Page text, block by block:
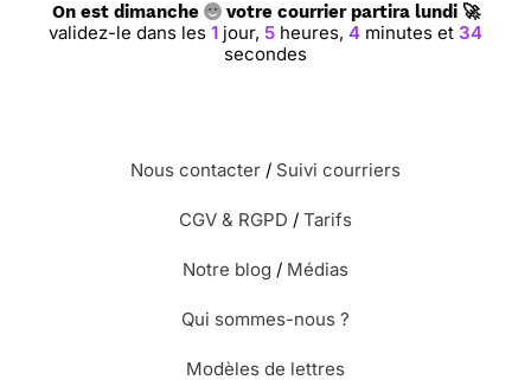
On est dimanche votre courrier partira lundi 🚀
validez-le dans les 1 jour, 5 heures, 4 minutes et 34
secondes
Nous contacter / Suivi courriers
CGV & RGPD / Tarifs
Notre blog / Médias
Qui sommes-nous ?
Modèles de lettres